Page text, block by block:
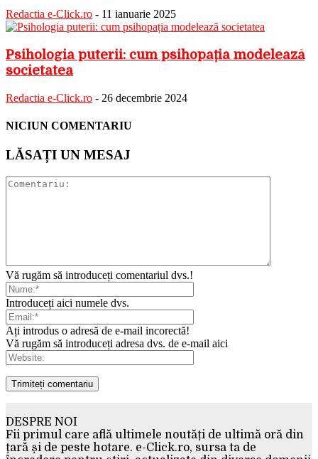
Redactia e-Click.ro - 11 ianuarie 2025
Psihologia puterii: cum psihopația modelează
societatea
Redactia e-Click.ro - 26 decembrie 2024
NICIUN COMENTARIU
LĂSAȚI UN MESAJ
Vă rugăm să introduceți comentariul dvs.!
Introduceți aici numele dvs.
Ați introdus o adresă de e-mail incorectă!
Vă rugăm să introduceți adresa dvs. de e-mail aici
DESPRE NOI
Fii primul care află ultimele noutăți de ultimă oră din
țară și de peste hotare. e-Click.ro, sursa ta de